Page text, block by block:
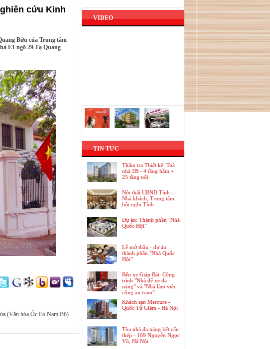
cứu Kinh
Bửu của Trung tâm
E1 ngõ 29 Tạ Quang
(Văn hóa Óc Eo Nam Bộ)
VIDEO
TIN TỨC
Thẩm tra Thiết kế: Toà
nhà 2B - 4 tầng hầm +
25 tầng nổi
Nội thất UBND Tỉnh -
Nhà khách, Trung tâm
hội nghị Tỉnh
Dự án: Thành phần "Nhà
Quốc Hội"
Lễ mở thầu - dự án:
thành phần "Nhà Quốc
Hội"
Bến xe Giáp Bát: Công
trình "Nhà để xe đa
năng" và "Nhà làm việc
công an trạm"
Khách sạn Mercure -
Quốc Tử Giám - Hà Nội
Tòa nhà đa năng kết cấu
thép - 169 Nguyễn Ngọc
Vũ, Hà Nội